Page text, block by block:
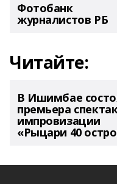
Фотобанк
журналистов РБ
Читайте:
В Ишимбае
премьера
импровизации
«Рыцари 40